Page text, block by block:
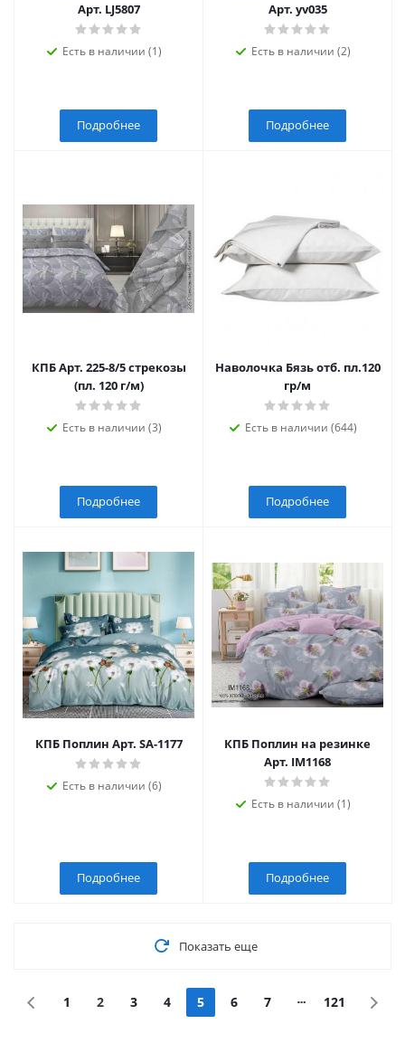
Арт. LJ5807
Есть в наличии (1)
Подробнее
Арт. yv035
Есть в наличии (2)
Подробнее
КПБ Арт. 225-8/5 стрекозы
(пл. 120 г/м)
Есть в наличии (3)
Подробнее
Наволочка Бязь отб. пл.120
гр/м
Есть в наличии (644)
Подробнее
КПБ Поплин Арт. SA-1177
Есть в наличии (6)
Подробнее
КПБ Поплин на резинке
Арт. IM1168
Есть в наличии (1)
Подробнее
Показать еще
1 2 3 4 5 6 7 121